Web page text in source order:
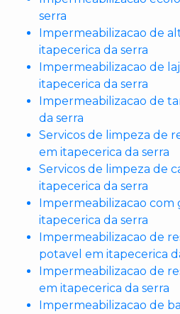
serra
Impermeabilizacao de
itapecerica da serra
Impermeabilizacao de
itapecerica da serra
Impermeabilizacao de
da serra
Servicos de limpeza de
em itapecerica da serra
Servicos de limpeza de
itapecerica da serra
Impermeabilizacao com
itapecerica da serra
Impermeabilizacao de
potavel em itapecerica
Impermeabilizacao de
em itapecerica da serra
Impermeabilizacao de